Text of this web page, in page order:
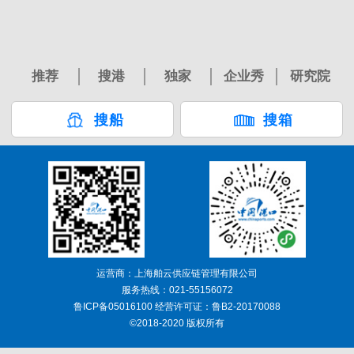
推荐 搜港 独家 企业秀 研究院
搜船 搜箱
运营商：上海舶云供应链管理有限公司
服务热线：021-55156072
鲁ICP备05016100 经营许可证：鲁B2-20170088
©2018-2020 版权所有